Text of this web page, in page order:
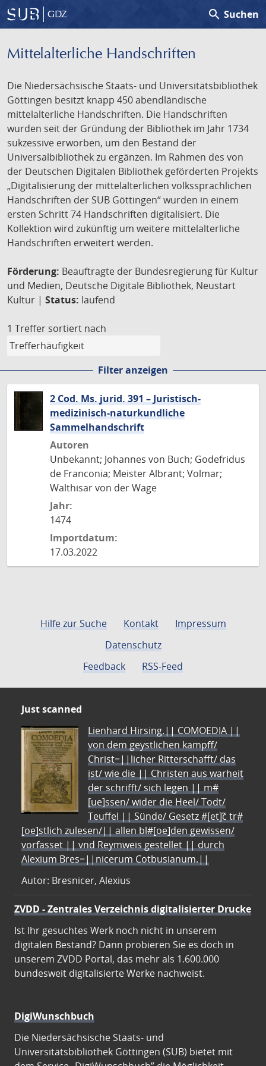
GDZ search Suchen
Mittelalterliche Handschriften
Die Niedersächsische Staats- und Universitätsbibliothek
Göttingen besitzt knapp 450 abendländische
mittelalterliche Handschriften. Die Handschriften
wurden seit der Gründung der Bibliothek im Jahr 1734
sukzessive erworben, um den Bestand der
Universalbibliothek zu ergänzen. Im Rahmen des von
der Deutschen Digitalen Bibliothek geförderten Projekts
„Digitalisierung der mittelalterlichen volkssprachlichen
Handschriften der SUB Göttingen“ wurden in einem
ersten Schritt 74 Handschriften digitalisiert. Die
Kollektion wird zukünftig um weitere mittelalterliche
Handschriften erweitert werden.
Förderung: Beauftragte der Bundesregierung für Kultur
und Medien, Deutsche Digitale Bibliothek, Neustart
Kultur | Status: laufend
1 Treffer sortiert nach
Filter anzeigen
2 Cod. Ms. jurid. 391 – Juristisch-
medizinisch-naturkundliche
Sammelhandschrift
Autoren
Unbekannt; Johannes von Buch; Godefridus
de Franconia; Meister Albrant; Volmar;
Walthisar von der Wage
Jahr:
1474
Importdatum:
17.03.2022
Hilfe zur Suche Kontakt
Impressum
Datenschutz
Feedback
RSS-Feed
Just scanned
Lienhard Hirsing.|| COMOEDIA ||
von dem geystlichen kampff/
Christ=||licher Ritterschafft/ das
ist/ wie die || Christen aus warheit
der schrifft/ sich legen || m#
[ue]ssen/ wider die Heel/ Todt/
Teuffel || Sünde/ Gesetz #[et]c̃ tr#
[oe]stlich zulesen/|| allen bl#[oe]den gewissen/
vorfasset || vnd Reymweis gestellet || durch
Alexium Bres=||nicerum Cotbusianum.||
Autor: Bresnicer, Alexius
ZVDD - Zentrales Verzeichnis digitalisierter Drucke
Ist Ihr gesuchtes Werk noch nicht in unserem
digitalen Bestand? Dann probieren Sie es doch in
unserem ZVDD Portal, das mehr als 1.600.000
bundesweit digitalisierte Werke nachweist.
DigiWunschbuch
Die Niedersächsische Staats- und
Universitätsbibliothek Göttingen (SUB) bietet mit